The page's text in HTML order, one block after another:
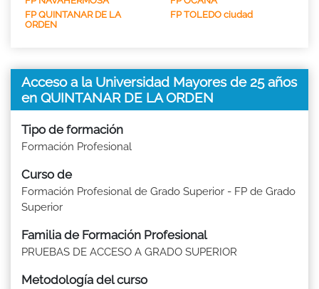
FP QUINTANAR DE LA
ORDEN
FP TOLEDO ciudad
Acceso a la Universidad Mayores de 25 años
en QUINTANAR DE LA ORDEN
Tipo de formación
Formación Profesional
Curso de
Formación Profesional de Grado Superior - FP de Grado
Superior
Familia de Formación Profesional
PRUEBAS DE ACCESO A GRADO SUPERIOR
Metodología del curso